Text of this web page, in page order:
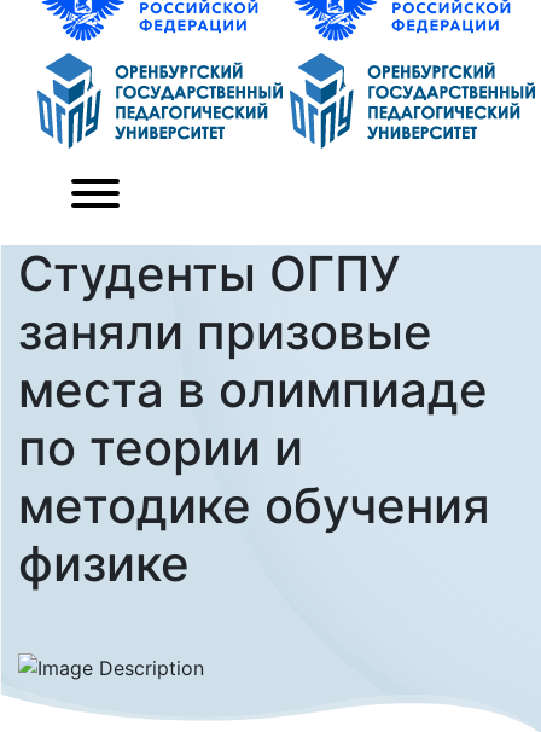
Студенты ОГПУ
заняли призовые
места в олимпиаде
по теории и
методике обучения
физике